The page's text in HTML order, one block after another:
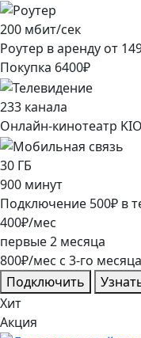
200 мбит/сек
Роутер в аренду от
Покупка 6400₽
233 канала
Онлайн-кинотеатр
30 ГБ
900 минут
Подключение 500₽ в
400₽/мес
первые2 месяца
800₽/мес c 3-го месяца
Подключить
Хит
Акция